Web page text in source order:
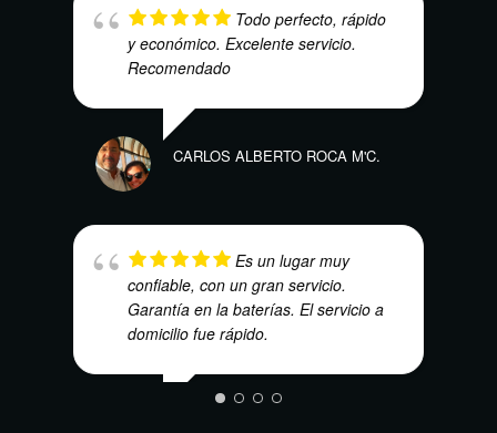
Todo perfecto, rápido
y económico. Excelente servicio.
Recomendado
CARLOS ALBERTO ROCA M'C.
Es un lugar muy
confiable, con un gran servicio.
Garantía en la baterías. El servicio a
domicilio fue rápido.